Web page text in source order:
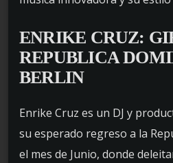
ENRIKE CRUZ:
REPUBLICA
BERLIN
Enrike Cruz es un DJ y
su esperado regreso a la
el mes de Junio, donde